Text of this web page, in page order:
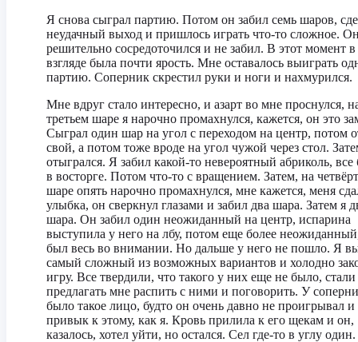
Я снова сыграл партию. Потом он забил семь шаров,
неудачный выход и пришлось играть что-то сложное.
решительно сосредоточился и не забил. В этот момент в
взгляде была почти ярость. Мне оставалось выиграть
партию. Соперник скрестил руки и ноги и нахмурился.
Мне вдруг стало интересно, и азарт во мне проснулся,
третьем шаре я нарочно промахнулся, кажется, он это
Сыграл один шар на угол с переходом на центр, потом
свой, а потом тоже вроде на угол чужой через стол.
отыгрался. Я забил какой-то невероятный абриколь,
в восторге. Потом что-то с вращением. Затем, на
шаре опять нарочно промахнулся, мне кажется, меня
улыбка, он сверкнул глазами и забил два шара. Затем я
шара. Он забил один неожиданный на центр, испарина
выступила у него на лбу, потом еще более
был весь во внимании. Но дальше у него не пошло. Я
самый сложный из возможных вариантов и холодно
игру. Все твердили, что такого у них еще не было, стали
предлагать мне распить с ними и поговорить. У
было такое лицо, будто он очень давно не проигрывал и
привык к этому, как я. Кровь прилила к его щекам и он,
казалось, хотел уйти, но остался. Сел где-то в углу один.